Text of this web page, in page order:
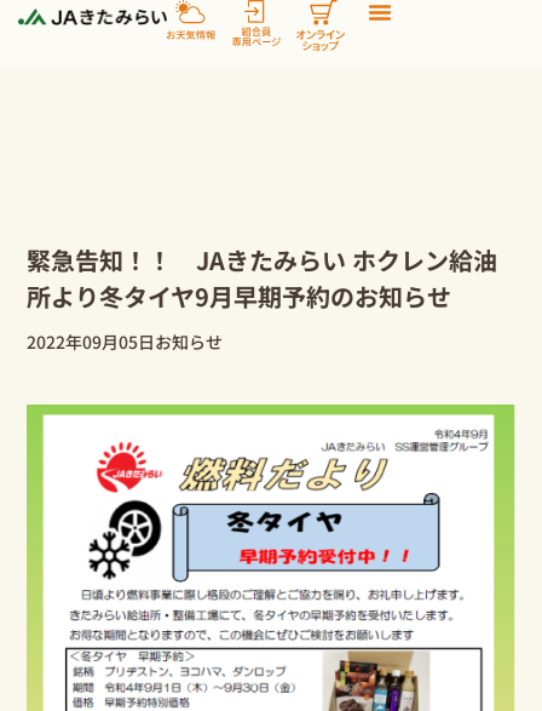
緊急告知！！ JAきたみらい ホクレン給油
所より冬タイヤ9月早期予約のお知らせ
2022年09月05日お知らせ